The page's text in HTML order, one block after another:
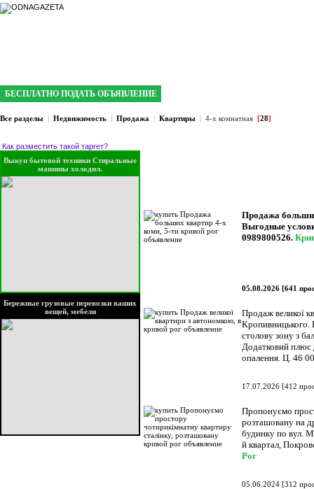
БЕСПЛАТНО ПОДАТЬ ОБЪЯВЛЕНИЕ
Все разделы | Недвижимость | Продажа | Квартиры | 4-х комнатная [28]
Как разместить такой таргет?
Выкуп бытовой техники Стиральные
машины холодил.
Бережные грузовые перевозки ваших
вещей, мебели
Продажа
Выгодные
0989800526.
05.08.2026 [641
Продаж великої
Кропивницького.
столову зону з
Додатковий плюс
опалення. Ц. 46
17.07.2026 [412
Пропонуємо
розташовану на
будинку по вул.
й квартал,
Рог
05.06.2024 [312